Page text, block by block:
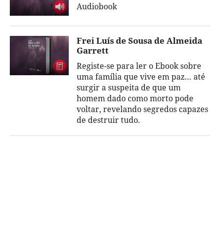
Audiobook
Frei Luís de Sousa de Almeida
Garrett
Registe-se para ler o Ebook sobre
uma família que vive em paz… até
surgir a suspeita de que um
homem dado como morto pode
voltar, revelando segredos capazes
de destruir tudo.